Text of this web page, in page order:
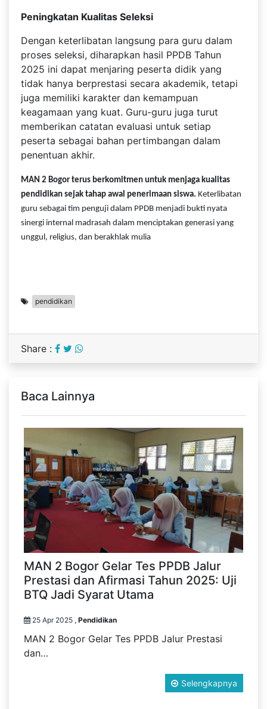
Peningkatan Kualitas Seleksi
Dengan keterlibatan langsung para guru dalam
proses seleksi, diharapkan hasil PPDB Tahun
2025 ini dapat menjaring peserta didik yang
tidak hanya berprestasi secara akademik, tetapi
juga memiliki karakter dan kemampuan
keagamaan yang kuat. Guru-guru juga turut
memberikan catatan evaluasi untuk setiap
peserta sebagai bahan pertimbangan dalam
penentuan akhir.
MAN 2 Bogor terus berkomitmen untuk menjaga kualitas
pendidikan sejak tahap awal penerimaan siswa. Keterlibatan
guru sebagai tim penguji dalam PPDB menjadi bukti nyata
sinergi internal madrasah dalam menciptakan generasi yang
unggul, religius, dan berakhlak mulia
pendidikan
Share :
Baca Lainnya
MAN 2 Bogor Gelar Tes PPDB Jalur
Prestasi dan Afirmasi Tahun 2025: Uji
BTQ Jadi Syarat Utama
25 Apr 2025 , Pendidikan
MAN 2 Bogor Gelar Tes PPDB Jalur Prestasi
dan…
Selengkapnya